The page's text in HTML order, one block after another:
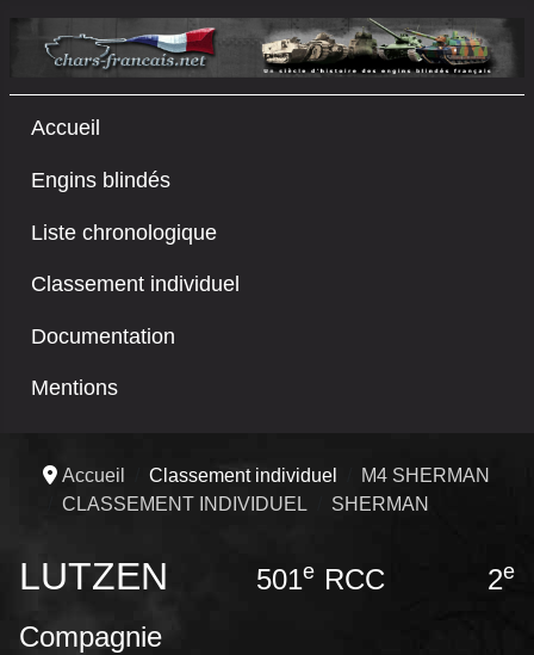
Accueil
Engins blindés
Liste chronologique
Classement individuel
Documentation
Mentions
Accueil Classement individuel
M4 SHERMAN
CLASSEMENT INDIVIDUEL
SHERMAN
LUTZEN 501eRCC 2e
Compagnie